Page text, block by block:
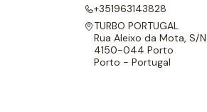
+351963143828
TURBO PORTUGAL
Rua Aleixo da Mota, S/N
4150-044 Porto
Porto - Portugal